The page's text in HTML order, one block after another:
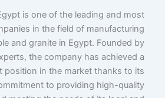
is one of the leading and most
in the field of manufacturing
and granite in Egypt. Founded by
the company has achieved a
position in the market thanks to its
to providing high-quality